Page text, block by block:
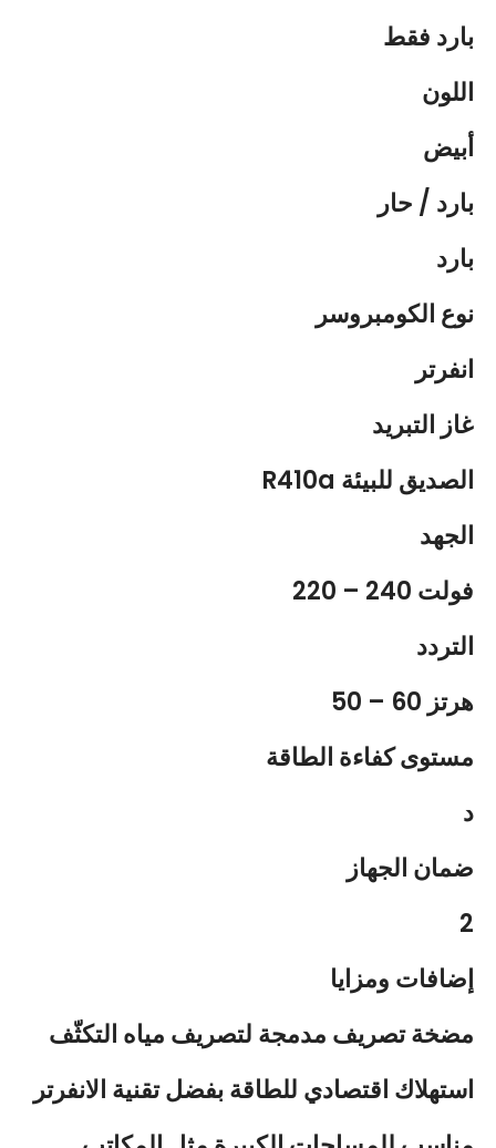
بارد فقط
اللون
أبيض
بارد / حار
بارد
نوع الكومبروسر
انفرتر
غاز التبريد
R410a الصديق للبيئة
الجهد
220 – 240 فولت
التردد
50 – 60 هرتز
مستوى كفاءة الطاقة
د
ضمان الجهاز
2
إضافات ومزايا
مضخة تصريف مدمجة لتصريف مياه التكثّف
استهلاك اقتصادي للطاقةبفضل تقنية الانفرتر